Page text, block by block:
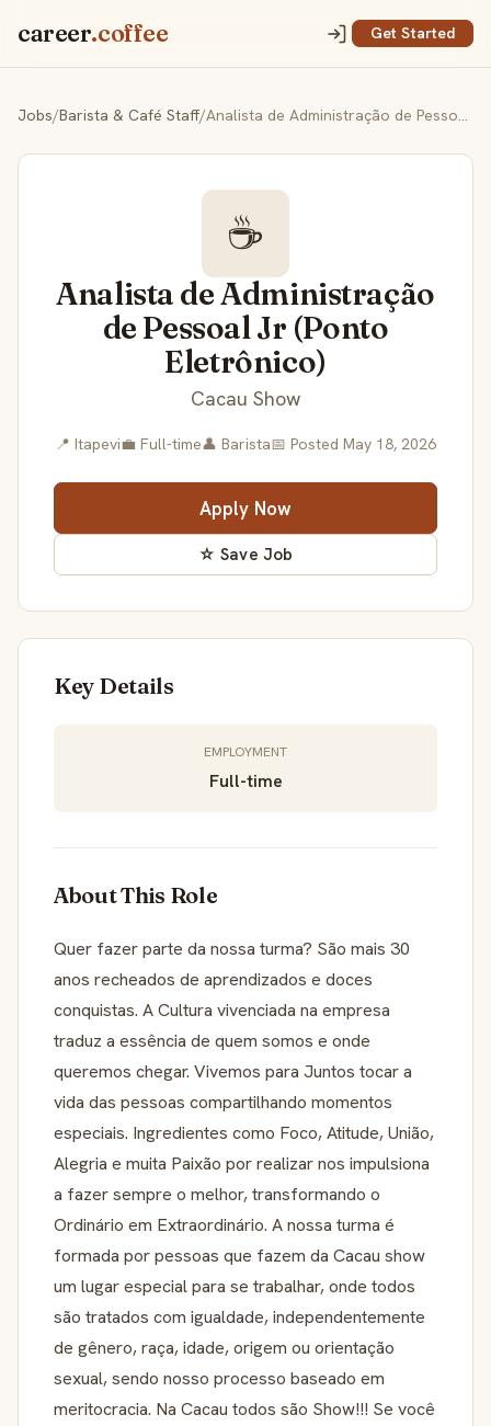
career.coffee Get Started
Jobs/Barista & Café Staff/ Analista de Administração de Pessoal Jr (Ponto Eletrônico)
☕
Analista de Administração
de Pessoal Jr (Ponto
Eletrônico)
Cacau Show
📍 Itapevi💼 Full-time👤 Barista📅 Posted May 18, 2026
Apply Now
☆ Save Job
Key Details
EMPLOYMENT
Full-time
About This Role
Quer fazer parte da nossa turma? São mais 30
anos recheados de aprendizados e doces
conquistas. A Cultura vivenciada na empresa
traduz a essência de quem somos e onde
queremos chegar. Vivemos para Juntos tocar a
vida das pessoas compartilhando momentos
especiais. Ingredientes como Foco, Atitude, União,
Alegria e muita Paixão por realizar nos impulsiona
a fazer sempre o melhor, transformando o
Ordinário em Extraordinário. A nossa turma é
formada por pessoas que fazem da Cacau show
um lugar especial para se trabalhar, onde todos
são tratados com igualdade, independentemente
de gênero, raça, idade, origem ou orientação
sexual, sendo nosso processo baseado em
meritocracia. Na Cacau todos são Show!!! Se você